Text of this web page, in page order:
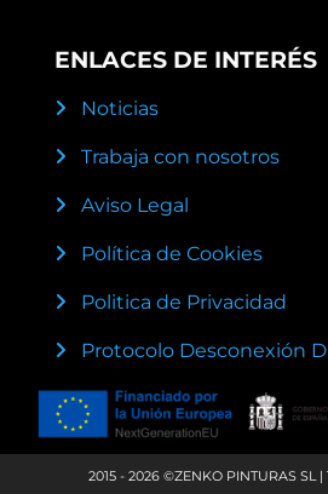
ENLACES DE INTERÉS
Noticias
Trabaja con nosotros
Aviso Legal
Política de Cookies
Politica de Privacidad
Protocolo Desconexión
2015 - 2026 ©ZENKO PINTURAS SL